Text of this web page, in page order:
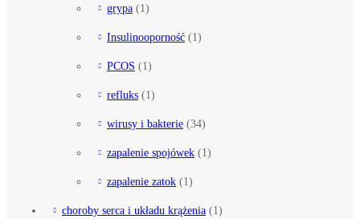
grypa (1)
Insulinooporność (1)
PCOS (1)
refluks (1)
wirusy i bakterie (34)
zapalenie spojówek (1)
zapalenie zatok (1)
choroby serca i układu krążenia (1)